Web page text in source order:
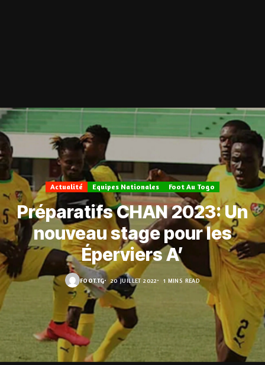
Actualité Equipes Nationales Foot Au Togo
Préparatifs CHAN 2023: Un
nouveau stage pour les
Éperviers A’
FOOT.TG 20 JUILLET 2022 1 MINS READ